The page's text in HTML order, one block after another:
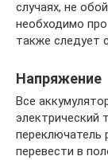
случаях, не
необходимо
также следует
Напряжение
Все
электрический
переключатель
перевести в